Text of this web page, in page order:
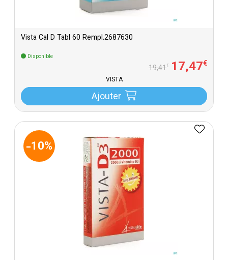
Vista Cal D Tabl 60 Rempl.2687630
Disponible
19,41€ 17,47€
VISTA
Ajouter
-10%